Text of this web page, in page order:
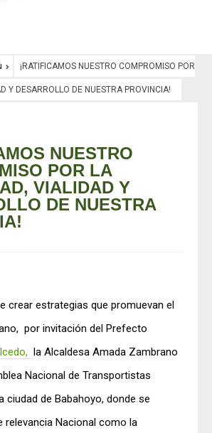
¡RATIFICAMOS NUESTRO COMPROMISO POR
Y DESARROLLO DE NUESTRA PROVINCIA!
NUESTRO
POR LA
VIALIDAD Y
DE NUESTRA
crear estrategias que promuevan el
por invitación del Prefecto
la Alcaldesa Amada Zambrano
Nacional de Transportistas
ciudad de Babahoyo, donde se
relevancia Nacional como la